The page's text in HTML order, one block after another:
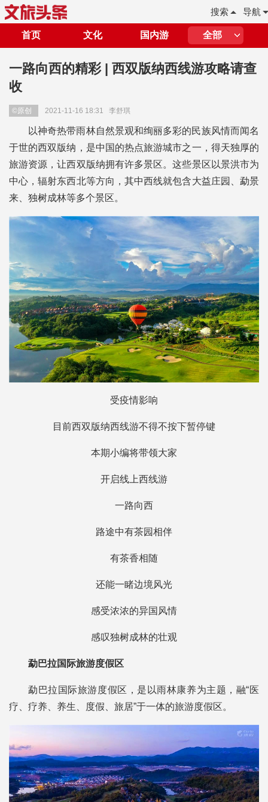
导航
搜索
首页 文化 国内游 全部
一路向西的精彩 | 西双版纳西线游攻略请查
收
©原创 2021-11-16 18:31 李舒琪
以神奇热带雨林自然景观和绚丽多彩的民族风情而闻名
于世的西双版纳，是中国的热点旅游城市之一，得天独厚的
旅游资源，让西双版纳拥有许多景区。这些景区以景洪市为
中心，辐射东西北等方向，其中西线就包含大益庄园、勐景
来、独树成林等多个景区。
受疫情影响
目前西双版纳西线游不得不按下暂停键
本期小编将带领大家
开启线上西线游
一路向西
路途中有茶园相伴
有茶香相随
还能一睹边境风光
感受浓浓的异国风情
感叹独树成林的壮观
勐巴拉国际旅游度假区
勐巴拉国际旅游度假区，是以雨林康养为主题，融“医
疗、疗养、养生、度假、旅居”于一体的旅游度假区。